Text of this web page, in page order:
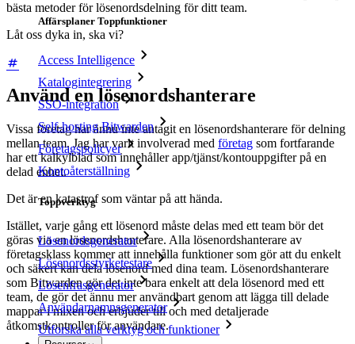
Affärsplaner Toppfunktioner
Access Intelligence
Katalogintegrering
SSO-integration
Self-hosting Bitwarden
Företagspolicyer
Kontoåterställning
Toppverktyg
Lösenordsgenerator
Lösenordsstyrketestare
Lösenfrasgenerator
Användarnamnsgenerator
Utforska alla verktyg och funktioner
bästa metoder för lösenordsdelning för ditt team.
Låt oss dyka in, ska vi?
Använd en lösenordshanterare
Vissa företag har ännu inte antagit en lösenordshanterare för delning
mellan team. Jag har varit involverad med företag som fortfarande
har ett kalkylblad som innehåller app/tjänst/kontouppgifter på en
delad enhet.
Det är en katastrof som väntar på att hända.
Istället, varje gång ett lösenord måste delas med ett team bör det
göras via en lösenordshanterare. Alla lösenordshanterare av
företagsklass kommer att innehålla funktioner som gör att du enkelt
och säkert kan dela lösenord med dina team. Lösenordshanterare
som Bitwarden gör det inte bara enkelt att dela lösenord med ett
team, de gör det ännu mer användbart genom att lägga till delade
mappar i mixen och erbjuder till och med detaljerade
åtkomstkontroller för användare.